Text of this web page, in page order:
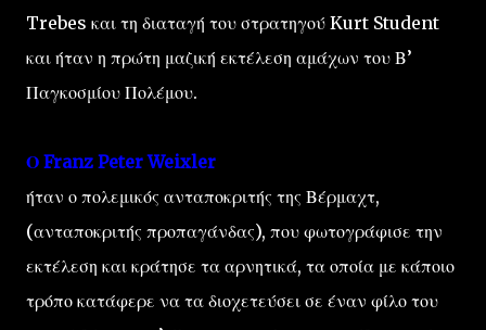
Trebes και τη διαταγή του στρατηγού Kurt Student
και ήταν η πρώτη μαζική εκτέλεση αμάχων του Β’
Παγκοσμίου Πολέμου.
Ο Franz Peter Weixler
ήταν ο πολεμικός ανταποκριτής της Βέρμαχτ,
(ανταποκριτής προπαγάνδας), που φωτογράφισε την
εκτέλεση και κράτησε τα αρνητικά, τα οποία με κάποιο
τρόπο κατάφερε να τα διοχετεύσει σε έναν φίλο του